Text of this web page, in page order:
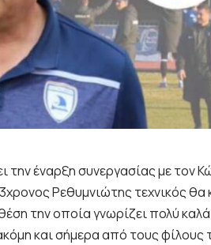
την έναρξη συνεργασίας με τον
Ρεθυμνιώτης τεχνικός θα
την οποία γνωρίζει πολύ
και σήμερα από τους φίλους